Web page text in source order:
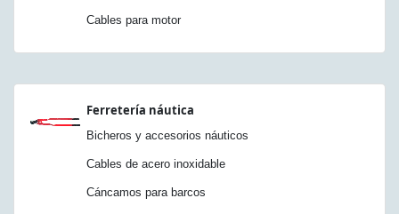
Cables para motor
Ferretería náutica
Bicheros y accesorios náuticos
Cables de acero inoxidable
Cáncamos para barcos